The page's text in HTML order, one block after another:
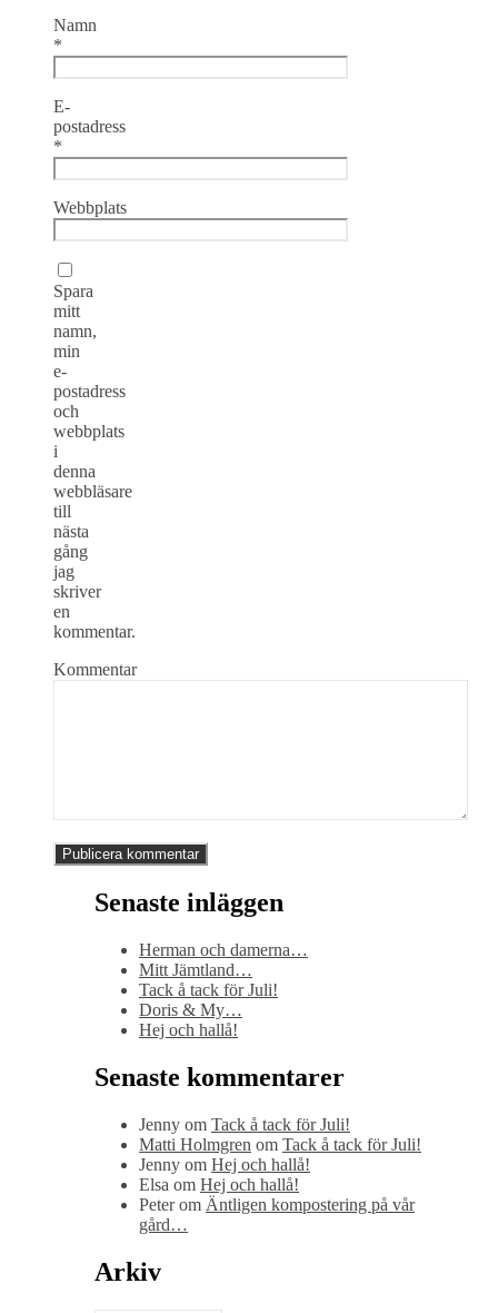
Namn
*
E-
postadress
*
Webbplats
Spara
mitt
namn,
min
e-
postadress
och
webbplats
i
denna
webbläsare
till
nästa
gång
jag
skriver
en
kommentar.
Kommentar
Senaste inläggen
Herman och damerna…
Mitt Jämtland…
Tack å tack för Juli!
Doris & My…
Hej och hallå!
Senaste kommentarer
Jenny om Tack å tack för Juli!
Matti Holmgren om Tack å tack för Juli!
Jenny om Hej och hallå!
Elsa om Hej och hallå!
Peterom Äntligen kompostering på vår
gård…
Arkiv